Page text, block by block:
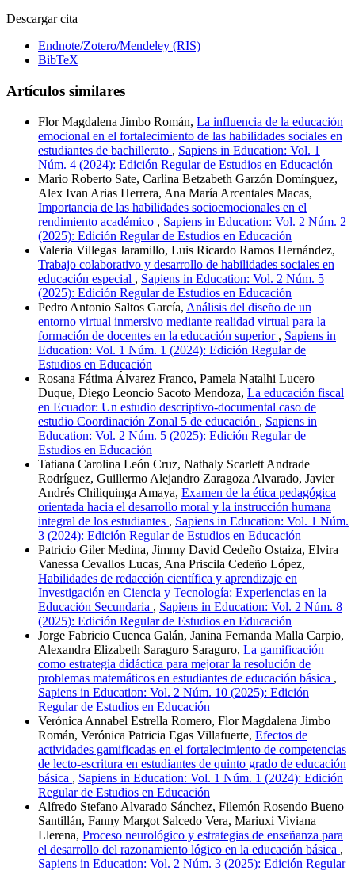
Descargar cita
Endnote/Zotero/Mendeley (RIS)
BibTeX
Artículos similares
Flor Magdalena Jimbo Román, La influencia de la educación
emocional en el fortalecimiento de las habilidades sociales en
estudiantes de bachillerato , Sapiens in Education: Vol. 1
Núm. 4 (2024): Edición Regular de Estudios en Educación
Mario Roberto Sate, Carlina Betzabeth Garzón Domínguez,
Alex Ivan Arias Herrera, Ana María Arcentales Macas,
Importancia de las habilidades socioemocionales en el
rendimiento académico , Sapiens in Education: Vol. 2 Núm. 2
(2025): Edición Regular de Estudios en Educación
Valeria Villegas Jaramillo, Luis Ricardo Ramos Hernández,
Trabajo colaborativo y desarrollo de habilidades sociales en
educación especial , Sapiens in Education: Vol. 2 Núm. 5
(2025): Edición Regular de Estudios en Educación
Pedro Antonio Saltos García, Análisis del diseño de un
entorno virtual inmersivo mediante realidad virtual para la
formación de docentes en la educación superior , Sapiens in
Education: Vol. 1 Núm. 1 (2024): Edición Regular de
Estudios en Educación
Rosana Fátima Álvarez Franco, Pamela Natalhi Lucero
Duque, Diego Leoncio Sacoto Mendoza, La educación fiscal
en Ecuador: Un estudio descriptivo-documental caso de
estudio Coordinación Zonal 5 de educación , Sapiens in
Education: Vol. 2 Núm. 5 (2025): Edición Regular de
Estudios en Educación
Tatiana Carolina León Cruz, Nathaly Scarlett Andrade
Rodríguez, Guillermo Alejandro Zaragoza Alvarado, Javier
Andrés Chiliquinga Amaya, Examen de la ética pedagógica
orientada hacia el desarrollo moral y la instrucción humana
integral de los estudiantes , Sapiens in Education: Vol. 1 Núm.
3 (2024): Edición Regular de Estudios en Educación
Patricio Giler Medina, Jimmy David Cedeño Ostaiza, Elvira
Vanessa Cevallos Lucas, Ana Priscila Cedeño López,
Habilidades de redacción científica y aprendizaje en
Investigación en Ciencia y Tecnología: Experiencias en la
Educación Secundaria , Sapiens in Education: Vol. 2 Núm. 8
(2025): Edición Regular de Estudios en Educación
Jorge Fabricio Cuenca Galán, Janina Fernanda Malla Carpio,
Alexandra Elizabeth Saraguro Saraguro, La gamificación
como estrategia didáctica para mejorar la resolución de
problemas matemáticos en estudiantes de educación básica ,
Sapiens in Education: Vol. 2 Núm. 10 (2025): Edición
Regular de Estudios en Educación
Verónica Annabel Estrella Romero, Flor Magdalena Jimbo
Román, Verónica Patricia Egas Villafuerte, Efectos de
actividades gamificadas en el fortalecimiento de competencias
de lecto-escritura en estudiantes de quinto grado de educación
básica , Sapiens in Education: Vol. 1 Núm. 1 (2024): Edición
Regular de Estudios en Educación
Alfredo Stefano Alvarado Sánchez, Filemón Rosendo Bueno
Santillán, Fanny Margot Salcedo Vera, Mariuxi Viviana
Llerena, Proceso neurológico y estrategias de enseñanza para
el desarrollo del razonamiento lógico en la educación básica ,
Sapiens in Education: Vol. 2 Núm. 3 (2025): Edición Regular